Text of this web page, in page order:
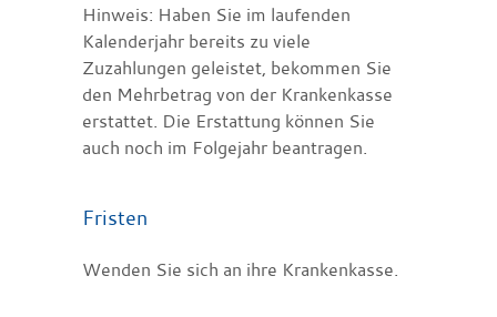
Hinweis: Haben Sie im laufenden
Kalenderjahr bereits zu viele
Zuzahlungen geleistet, bekommen Sie
den Mehrbetrag von der Krankenkasse
erstattet. Die Erstattung können Sie
auch noch im Folgejahr beantragen.
Fristen
Wenden Sie sich an ihre Krankenkasse.